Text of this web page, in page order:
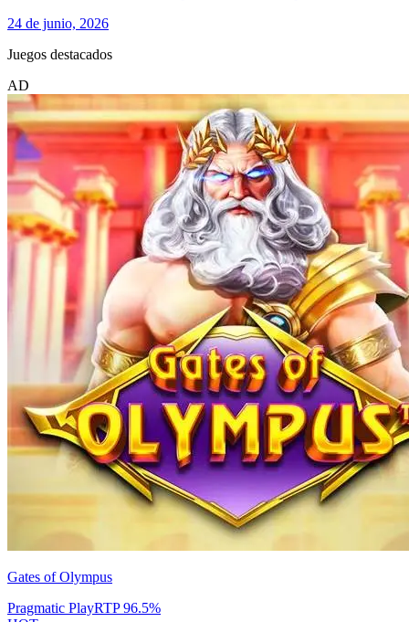
24 de junio, 2026
Juegos destacados
AD
Gates of Olympus
Pragmatic PlayRTP96.5%